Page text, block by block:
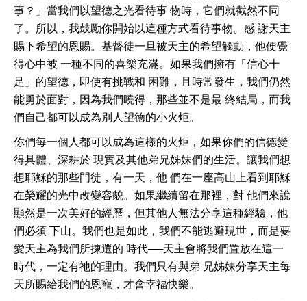
事？」當我們以望德之光看待事 物時，它們就截然不同
了。所以，我鼓勵你開始以這種方式看待事物。感 謝天主
賜下希望的恩賜。基督徒一旦被天主的希望觸動，他便覺
得心中被 一種不同的喜樂充滿。如果我們擁有「信心十
足」的望德，即使有挑戰和 困難，且時常發生，我們仍然
能勇於面對，因為我們曉得，那些並不是最 終結局，而我
們自己都可以成為別人望德的小火炬。
你們每一個人都可以成為這樣的火炬，如果你們的信德變
得具體、深耕於 現實及其他弟兄姊妹們的生活。讓我們想
想耶穌的那些門徒，有一天，他 們在一座高山上看到耶穌
在榮耀的光中改變容貌。如果繼續留在那裡，對 他們來說
顯然是一次美好的經歷，但其他人無法分享這種經驗，他
們必須 下山。我們也是如此，我們不能逃避現世，而是要
愛天主為我們所揀選的 時代──天主會將我們置放在這一
時代，一定有祂的理由。我們只有與弟 兄姊妹分享天主每
天所賜給我們的恩寵，才會幸福快樂。